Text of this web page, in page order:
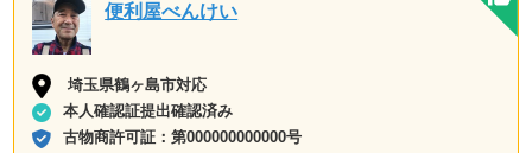
便利屋べんけい
埼玉県鶴ヶ島市対応
本人確認証提出確認済み
古物商許可証：第000000000000号